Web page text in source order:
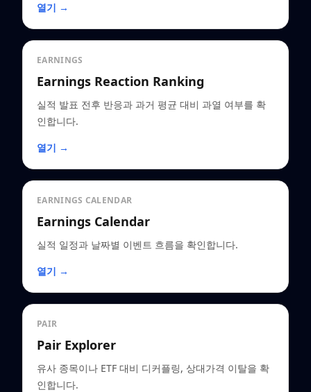
열기 →
EARNINGS
Earnings Reaction Ranking
실적 발표 전후 반응과 과거 평균 대비 과열 여부를 확
인합니다.
열기 →
EARNINGS CALENDAR
Earnings Calendar
실적 일정과 날짜별 이벤트 흐름을 확인합니다.
열기 →
PAIR
Pair Explorer
유사 종목이나 ETF 대비 디커플링, 상대가격 이탈을 확
인합니다.